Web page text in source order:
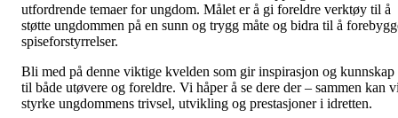
utfordrende temaer for ungdom. Målet er å gi foreldre verktøy til å
støtte ungdommen på en sunn og trygg måte og bidra til å
spiseforstyrrelser.
Bli med på denne viktige kvelden som gir inspirasjon og kunnskap
til både utøvere og foreldre. Vi håper å se dere der – sammen kan
styrke ungdommens trivsel, utvikling og prestasjoner i idretten.